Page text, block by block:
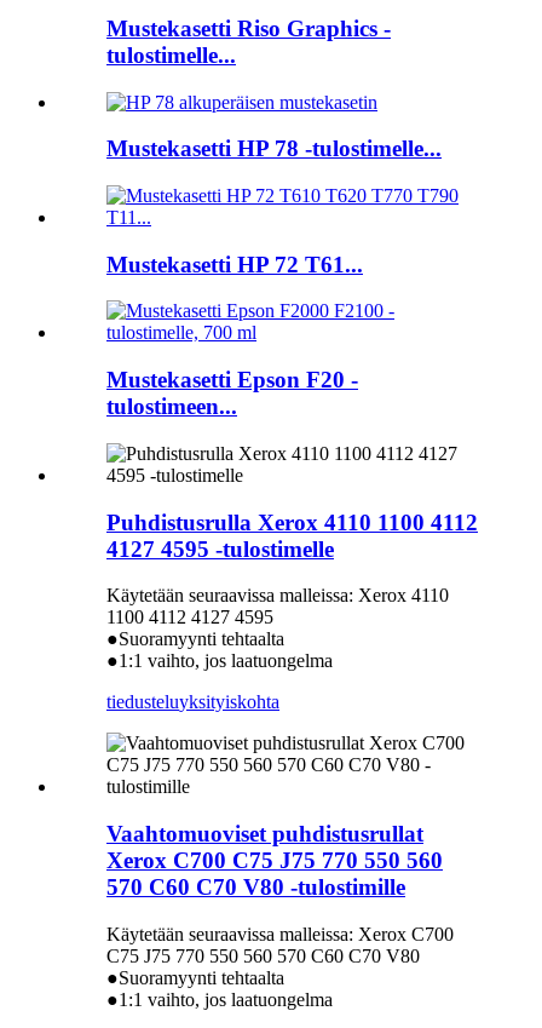
Mustekasetti Riso Graphics -
tulostimelle...
Mustekasetti HP 78 -tulostimelle...
Mustekasetti HP 72 T61...
Mustekasetti Epson F20 -
tulostimeen...
Puhdistusrulla Xerox 4110 1100 4112
4127 4595 -tulostimelle
Käytetään seuraavissa malleissa: Xerox 4110
1100 4112 4127 4595
●Suoramyynti tehtaalta
●1:1 vaihto, jos laatuongelma
tiedusteluyksityiskohta
Vaahtomuoviset puhdistusrullat
Xerox C700 C75 J75 770 550 560
570 C60 C70 V80 -tulostimille
Käytetään seuraavissa malleissa: Xerox C700
C75 J75 770 550 560 570 C60 C70 V80
●Suoramyynti tehtaalta
●1:1 vaihto, jos laatuongelma